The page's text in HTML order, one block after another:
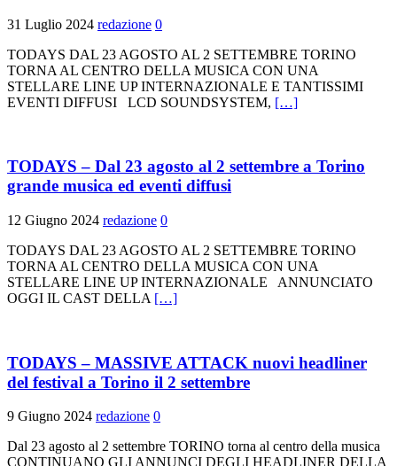
31 Luglio 2024 redazione 0
TODAYS DAL 23 AGOSTO AL 2 SETTEMBRE TORINO
TORNA AL CENTRO DELLA MUSICA CON UNA
STELLARE LINE UP INTERNAZIONALE E TANTISSIMI
EVENTI DIFFUSI LCD SOUNDSYSTEM, […]
TODAYS – Dal 23 agosto al 2 settembre a Torino
grande musica ed eventi diffusi
12 Giugno 2024 redazione 0
TODAYS DAL 23 AGOSTO AL 2 SETTEMBRE TORINO
TORNA AL CENTRO DELLA MUSICA CON UNA
STELLARE LINE UP INTERNAZIONALE ANNUNCIATO
OGGI IL CAST DELLA […]
TODAYS – MASSIVE ATTACK nuovi headliner
del festival a Torino il 2 settembre
9 Giugno 2024 redazione 0
Dal 23 agosto al 2 settembre TORINO torna al centro della musica
CONTINUANO GLI ANNUNCI DEGLI HEADLINER DELLA